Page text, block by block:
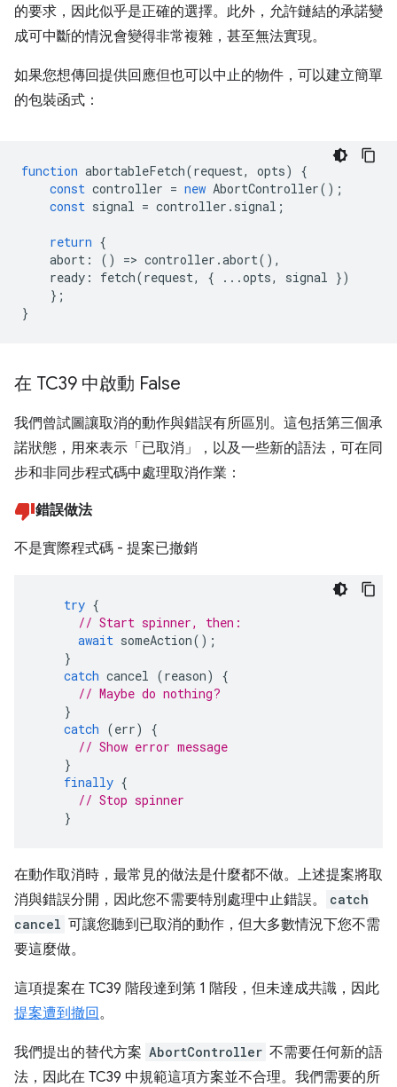
的要求，因此似乎是正確的選擇。此外，允許鏈結的承諾變
成可中斷的情況會變得非常複雜，甚至無法實現。
如果您想傳回提供回應但也可以中止的物件，可以建立簡單
的包裝函式：
function abortableFetch(request, opts)
{
const controller = new AbortController();
const signal = controller . signal ;
return {
abort : () => controller .abort(),
ready : fetch(request, { ...opts, signal })
};
}
在 TC39 中啟動 False
我們曾試圖讓取消的動作與錯誤有所區別。這包括第三個承
諾狀態，用來表示「已取消」，以及一些新的語法，可在同
步和非同步程式碼中處理取消作業：
錯誤做法
不是實際程式碼 - 提案已撤銷
try {
// Start spinner, then:
await someAction();
}
catch cancel (reason)
{
// Maybe do nothing?
}
catch (err)
{
// Show error message
}
finally {
// Stop spinner
}
在動作取消時，最常見的做法是什麼都不做。上述提案將取
消與錯誤分開，因此您不需要特別處理中止錯誤。
catch
cancel 可讓您聽到已取消的動作，但大多數情況下您不需
要這麼做。
這項提案在 TC39 階段達到第 1 階段，但未達成共識，因此
提案遭到撤回。
我們提出的替代方案 AbortController 不需要任何新的語
法，因此在 TC39 中規範這項方案並不合理。我們需要的所